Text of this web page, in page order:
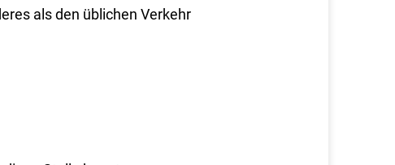
als den üblichen Verkehr